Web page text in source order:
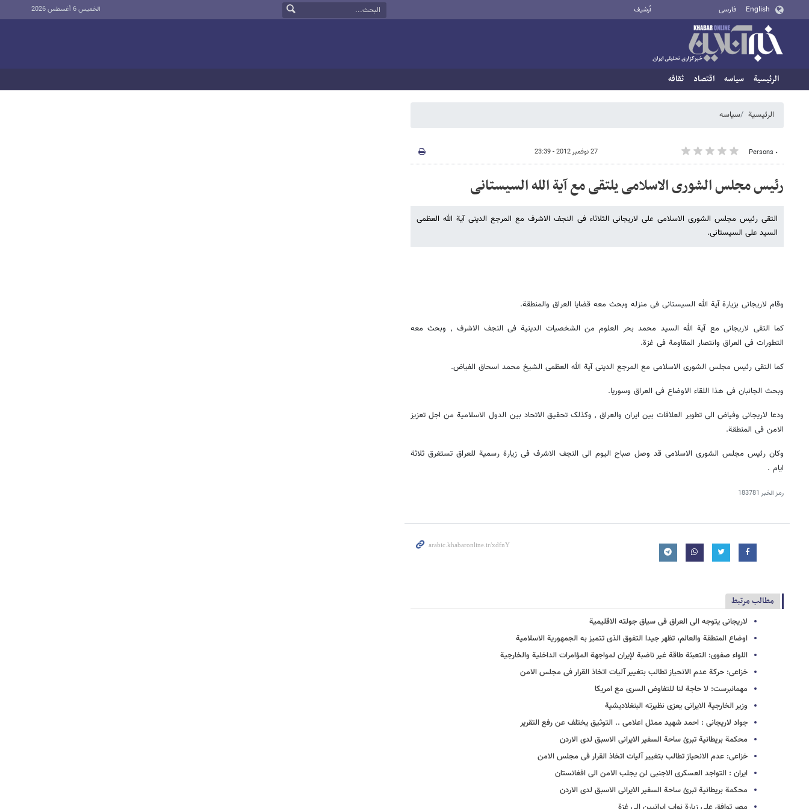
English فارسی أرشيف الخميس 6 أغسطس 2026
الرئيسية سیاسه اقتصاد ثقافه
الرئيسية سیاسه
٠ Persons 27 نوفمبر 2012 - 23:39
رئیس مجلس الشوری الاسلامی یلتقی مع آیة الله السیستانی
التقی رئیس مجلس الشوری الاسلامی علی لاریجانی الثلاثاء فی النجف الاشرف مع المرجع الدینی آیة الله العظمی
السید علی السیستانی.
وقام لاریجانی بزیارة آیة الله السیستانی فی منزله وبحث معه قضایا العراق والمنطقة.
کما التقی لاریجانی مع آیة الله السید محمد بحر العلوم من الشخصیات الدینیة فی النجف الاشرف , وبحث معه
التطورات فی العراق وانتصار المقاومة فی غزة.
کما التقی رئیس مجلس الشوری الاسلامی مع المرجع الدینی آیة الله العظمی الشیخ محمد اسحاق الفیاض.
وبحث الجانبان فی هذا اللقاء الاوضاع فی العراق وسوریا.
ودعا لاریجانی وفیاض الی تطویر العلاقات بین ایران والعراق , وکذلک تحقیق الاتحاد بین الدول الاسلامیة من اجل تعزیز
الامن فی المنطقة.
وکان رئیس مجلس الشوری الاسلامی قد وصل صباح الیوم الی النجف الاشرف فی زیارة رسمیة للعراق تستغرق ثلاثة
ایام .
رمز الخبر 183781
مطالب مرتبط
لاریجانی یتوجه الى العراق فی سیاق جولته الاقلیمیة
اوضاع المنطقة والعالم، تظهر جیدا التفوق الذی تتمیز به الجمهوریة الاسلامیة
اللواء صفوی: التعبئة طاقة غیر ناضبة لإیران لمواجهة المؤامرات الداخلیة والخارجیة
خزاعی: حرکة عدم الانحیاز تطالب بتغییر آلیات اتخاذ القرار فی مجلس الامن
مهمانبرست: لا حاجة لنا للتفاوض السری مع امریکا
وزیر الخارجیة الایرانی یعزی نظیرته البنغلادیشیة
جواد لاریجانی : احمد شهید ممثل اعلامی .. التوثیق یختلف عن رفع التقریر
محکمة بریطانیة تبرئ ساحة السفیر الایرانی الاسبق لدى الاردن
خزاعی: عدم الانحیاز تطالب بتغییر آلیات اتخاذ القرار فی مجلس الامن
ایران : التواجد العسکری الاجنبی لن یجلب الامن الی افغانستان
محکمة بریطانیة تبرئ ساحة السفیر الایرانی الاسبق لدی الاردن